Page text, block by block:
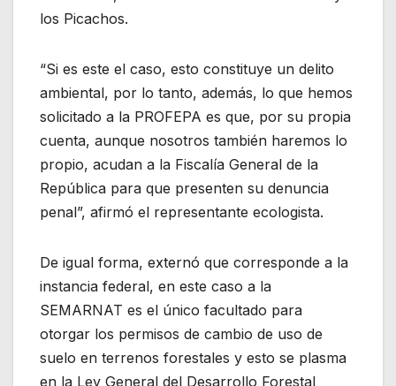
los Picachos.
“Si es este el caso, esto constituye un delito
ambiental, por lo tanto, además, lo que hemos
solicitado a la PROFEPA es que, por su propia
cuenta, aunque nosotros también haremos lo
propio, acudan a la Fiscalía General de la
República para que presenten su denuncia
penal”, afirmó el representante ecologista.
De igual forma, externó que corresponde a la
instancia federal, en este caso a la
SEMARNAT es el único facultado para
otorgar los permisos de cambio de uso de
suelo en terrenos forestales y esto se plasma
en la Ley General del Desarrollo Forestal